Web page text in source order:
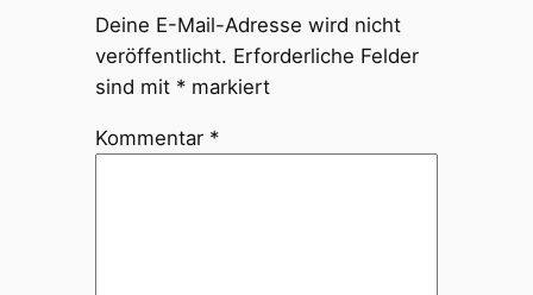
Deine E-Mail-Adresse wird nicht
veröffentlicht. Erforderliche Felder
sind mit *markiert
Kommentar *